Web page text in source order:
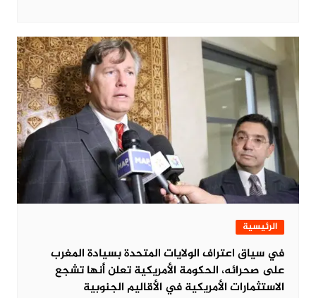
الرئيسية
في سياق اعتراف الولايات المتحدة بسيادة المغرب
على صحرائه، الحكومة الأمريكية تعلن أنها تشجع
الاستثمارات الأمريكية في الأقاليم الجنوبية